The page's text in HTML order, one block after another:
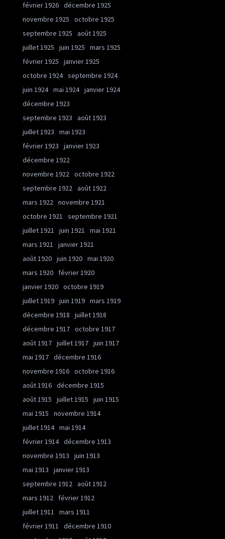
février 1926 décembre 1925
novembre 1925
octobre 1925
septembre 1925
août 1925
juillet 1925
juin 1925
mars 1925
février 1925
janvier 1925
octobre 1924 septembre 1924
juin 1924 mai 1924 janvier 1924
décembre 1923
septembre 1923
août 1923
juillet 1923
mai 1923
février 1923
janvier 1923
décembre 1922
novembre 1922 octobre 1922
septembre 1922 août 1922
mars 1922 novembre 1921
octobre 1921
septembre 1921
juillet 1921
juin 1921
mai 1921
mars 1921
janvier 1921
août 1920 juin 1920 mai 1920
mars 1920
février 1920
janvier 1920 octobre 1919
juillet 1919 juin 1919 mars 1919
décembre 1918
juillet 1918
décembre 1917 octobre 1917
août 1917 juillet 1917 juin 1917
mai 1917 décembre 1916
novembre 1916 octobre 1916
août 1916 décembre 1915
août 1915
juillet 1915
juin 1915
mai 1915
novembre 1914
juillet 1914 mai 1914
février 1914 décembre 1913
novembre 1913
juin 1913
mai 1913
janvier 1913
septembre 1912 août 1912
mars 1912
février 1912
juillet 1911
mars 1911
février 1911
décembre 1910